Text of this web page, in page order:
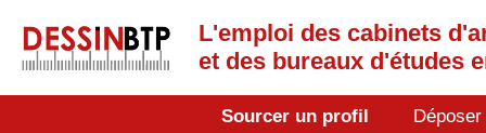
L'emploi des cabinets
et des bureaux d'études
Sourcer un profil